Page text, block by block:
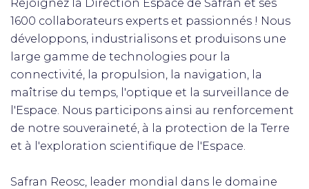
Rejoignez la Direction Espace de Safran et ses
1600 collaborateurs experts et passionnés ! Nous
développons, industrialisons et produisons une
large gamme de technologies pour la
connectivité, la propulsion, la navigation, la
maîtrise du temps, l'optique et la surveillance de
l'Espace. Nous participons ainsi au renforcement
de notre souveraineté, à la protection de la Terre
et à l'exploration scientifique de l'Espace.
Safran Reosc, leader mondial dans le domaine